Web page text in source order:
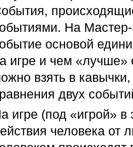
На
основой
игре и чем
взять в
двух
игре (под «игрой» в
человека от